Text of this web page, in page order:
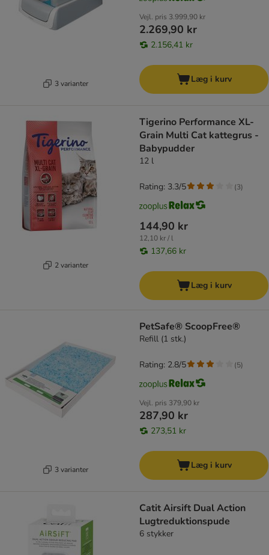
3 varianter
Vejl. pris 3.999,90 kr
2.269,90 kr
2.156,41 kr
Læg i kurv
2 varianter
Tigerino Performance XL-
Grain Multi Cat kattegrus -
Babypudder
12 l
144,90 kr
12,10 kr / l
137,66 kr
Rating: 3.3/5 (3)
Læg i kurv
3 varianter
PetSafe® ScoopFree®
Refill (1 stk.)
Vejl. pris 379,90 kr
287,90 kr
273,51 kr
Rating: 2.8/5 (5)
Læg i kurv
Catit Airsift Dual Action
Lugtreduktionspude
6 stykker